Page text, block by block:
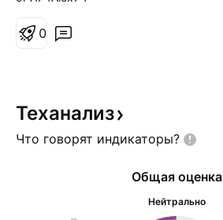
2.89 EPS (TTM) 1.1250 Earnings
2019-03-08 1y Target Est 4.00
28 фев
0
Теханализ
Что говорят индикаторы?
Общая оценка
Нейтрально